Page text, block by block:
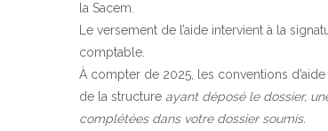
la Sacem.
Le versement de l’aide intervient à la
comptable.
À compter de 2025, les conventions
de la structure ayant déposé le dossier,
complétées dans votre dossier soumis.